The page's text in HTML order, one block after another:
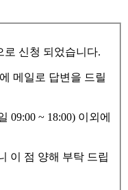
로 신청 되었습니다.
메일로 답변을 드릴
09:00 ~ 18:00) 이외에
이 점 양해 부탁 드립